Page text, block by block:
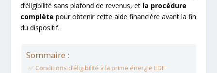
d’éligibilité sans plafond de revenus, et la procédure
complète pour obtenir cette aide financière avant la fin
du dispositif.
Sommaire :
✅ Conditions d’éligibilité à la prime énergie EDF